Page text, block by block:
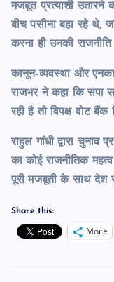
मजबूत प्रत्याशी उतारने
बीच पसीना बहा रहे थे,
करना ही उनकी
कानून-व्यवस्था और
राजभर ने कहा कि सपा
रही है तो विपक्ष वोट
राहुल गांधी द्वारा
का कोई राजनीतिक
पूरी मजबूती के साथ देश
Share this:
More